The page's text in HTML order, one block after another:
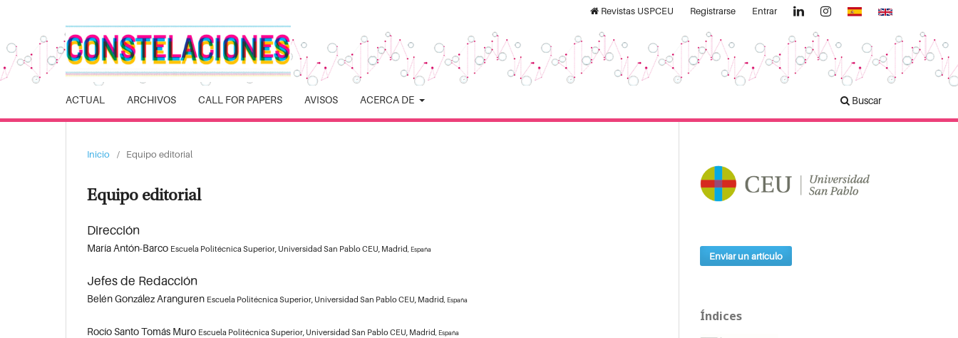
ACTUAL ARCHIVOS CALL FOR PAPERS AVISOS ACERCA DE Buscar
Revistas USPCEU Registrarse Entrar LinkedinInstagran
Inicio / Equipo editorial
Equipo editorial
Dirección
María Antón-Barco Escuela Politécnica Superior, Universidad San Pablo CEU, Madrid , España
Jefes de Redacción
Belén González Aranguren Escuela Politécnica Superior, Universidad San Pablo CEU, Madrid , España
Rocío Santo Tomás Muro Escuela Politécnica Superior, Universidad San Pablo CEU, Madrid , España
Enviar un artículo
Índices